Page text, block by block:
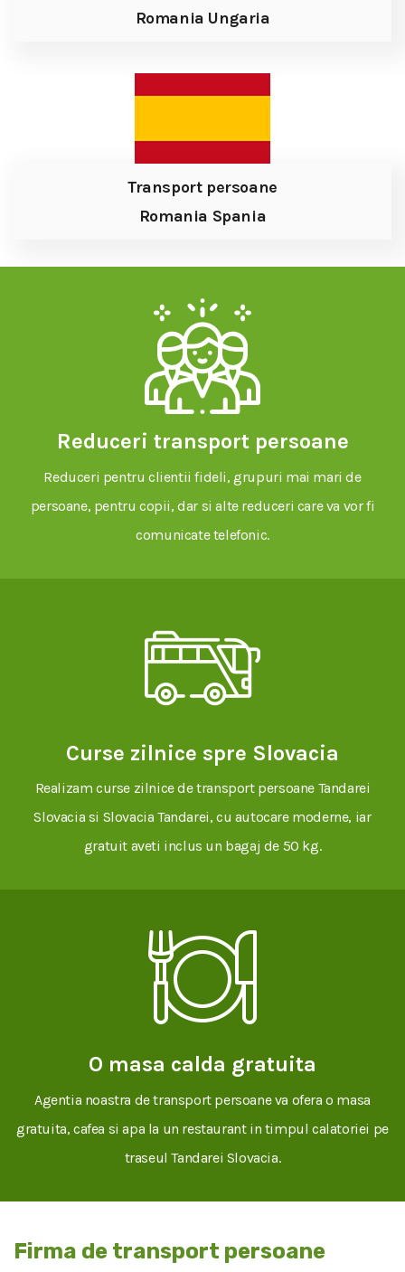
Romania Ungaria
Transport persoane
Romania Spania
Reduceri transport persoane
Reduceri pentru clientii fideli, grupuri mai mari de
persoane, pentru copii, dar si alte reduceri care va vor fi
comunicate telefonic.
Curse zilnice spre Slovacia
Realizam curse zilnice de transport persoane Tandarei
Slovacia si Slovacia Tandarei, cu autocare moderne, iar
gratuit aveti inclus un bagaj de 50 kg.
O masa calda gratuita
Agentia noastra de transport persoane va ofera o masa
gratuita, cafea si apa la un restaurant in timpul calatoriei pe
traseul Tandarei Slovacia.
Firma de transport persoane